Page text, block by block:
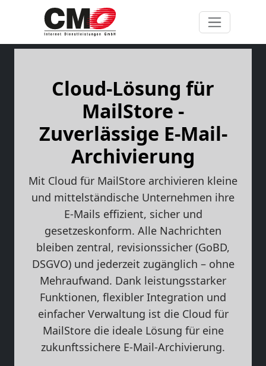
Cloud-Lösung für
MailStore -
Zuverlässige E-Mail-
Archivierung
Mit Cloud für MailStore archivieren kleine
und mittelständische Unternehmen ihre
E-Mails effizient, sicher und
gesetzeskonform. Alle Nachrichten
bleiben zentral, revisionssicher (GoBD,
DSGVO) und jederzeit zugänglich – ohne
Mehraufwand. Dank leistungsstarker
Funktionen, flexibler Integration und
einfacher Verwaltung ist die Cloud für
MailStore die ideale Lösung für eine
zukunftssichere E-Mail-Archivierung.